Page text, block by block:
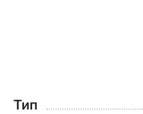
Тип